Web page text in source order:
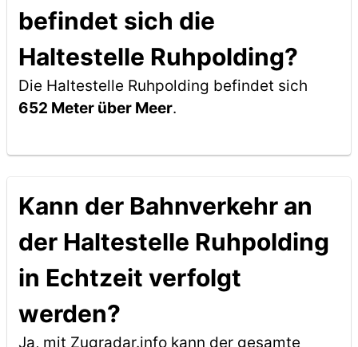
befindet sich die
Haltestelle Ruhpolding?
Die Haltestelle Ruhpolding befindet sich
652 Meter über Meer.
Kann der Bahnverkehr an
der Haltestelle Ruhpolding
in Echtzeit verfolgt
werden?
Ja, mit Zugradar.info kann der gesamte